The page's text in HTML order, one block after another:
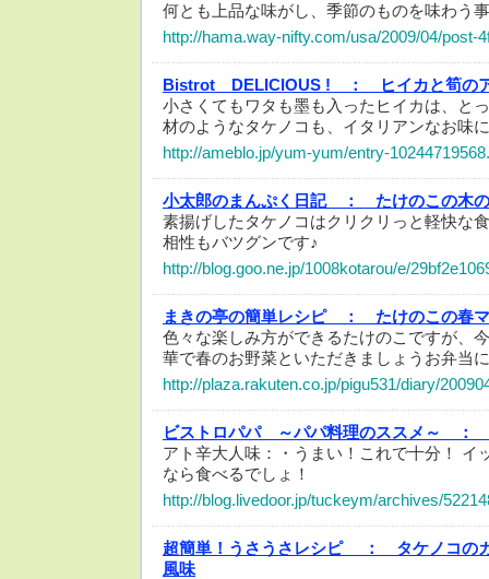
何とも上品な味がし、季節のものを味わう
http://hama.way-nifty.com/usa/2009/04/post-
Bistrot DELICIOUS ! ：
ヒイカと筍の
小さくてもワタも墨も入ったヒイカは、と
材のようなタケノコも、イタリアンなお味
http://ameblo.jp/yum-yum/entry-
小太郎のまんぷく日記 ：
たけのこの木
素揚げしたタケノコはクリクリっと軽快な
相性もバツグンです♪
http://blog.goo.ne.jp/1008kotarou/e/
まきの亭の簡単レシピ ：
たけのこの春
色々な楽しみ方ができるたけのこですが、
華で春のお野菜といただきましょうお弁当
http://plaza.rakuten.co.jp/pigu531/diary/
ビストロパパ ～パパ料理のススメ～ ：
アト辛大人味：・うまい！これで十分！ イ
なら食べるでしょ！
http://blog.livedoor.jp/tuckeym/archives/
超簡単！うさうさレシピ ：
タケノコの
風味